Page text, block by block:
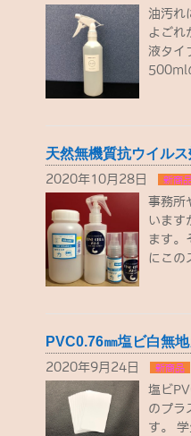
油汚れ
よごれ
液タイ
500ml
天然無機質抗ウイル
2020年10月28日 新商
事務所
います
ます。
にこの
PVC0.76㎜塩ビ白無
2020年9月24日 新商品
塩ビ
のプラ
す。